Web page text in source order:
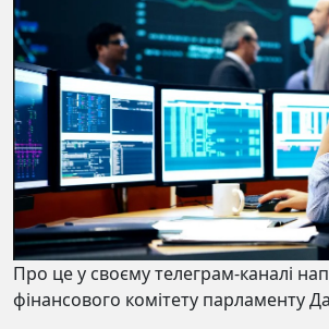
Про це у своєму телеграм-каналі
фінансового комітету парламенту